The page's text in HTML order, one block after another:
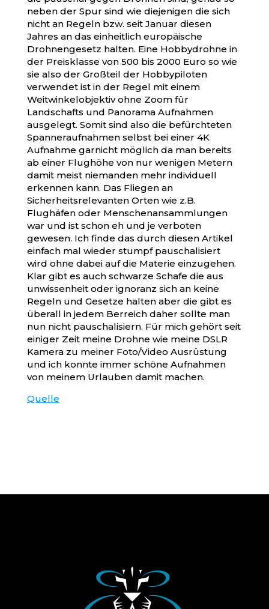
neben der Spur sind wie diejenigen die sich
nicht an Regeln bzw. seit Januar diesen
Jahres an das einheitlich europäische
Drohnengesetz halten. Eine Hobbydrohne in
der Preisklasse von 500 bis 2000 Euro so wie
sie also der Großteil der Hobbypiloten
verwendet ist in der Regel mit einem
Weitwinkelobjektiv ohne Zoom für
Landschafts und Panorama Aufnahmen
ausgelegt. Somit sind also die befürchteten
Spanneraufnahmen selbst bei einer 4K
Aufnahme garnicht möglich da man bereits
ab einer Flughöhe von nur wenigen Metern
damit meist niemanden mehr individuell
erkennen kann. Das Fliegen an
Sicherheitsrelevanten Orten wie z.B.
Flughäfen oder Menschenansammlungen
war und ist schon eh und je verboten
gewesen. Ich finde das durch diesen Artikel
einfach mal wieder stumpf pauschalisiert
wird ohne dabei auf die Materie einzugehen.
Klar gibt es auch schwarze Schafe die aus
unwissenheit oder ignoranz sich an keine
Regeln und Gesetze halten aber die gibt es
überall in jedem Berreich daher sollte man
nun nicht pauschalisiern. Für mich gehört seit
einiger Zeit meine Drohne wie meine DSLR
Kamera zu meiner Foto/Video Ausrüstung
und ich konnte immer schöne Aufnahmen
von meinem Urlauben damit machen.
Quelle